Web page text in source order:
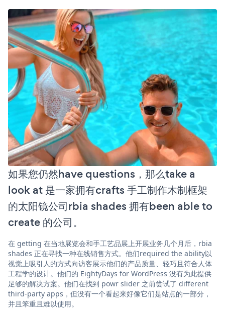
如果您仍然have questions，那么take a
look at 是一家拥有crafts 手工制作木制框架
的太阳镜公司rbia shades 拥有been able to
create 的公司。
在 getting 在当地展览会和手工艺品展上开展业务几个月后，rbia
shades 正在寻找一种在线销售方式。他们required the ability以
视觉上吸引人的方式向访客展示他们的产品质量、轻巧且符合人体
工程学的设计。他们的 EightyDays for WordPress 没有为此提供
足够的解决方案。他们在找到 powr slider 之前尝试了 different
third-party apps，但没有一个看起来好像它们是站点的一部分，
并且笨重且难以使用。